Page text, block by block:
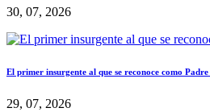
30, 07, 2026
El primer insurgente al que se reconoce como
29, 07, 2026